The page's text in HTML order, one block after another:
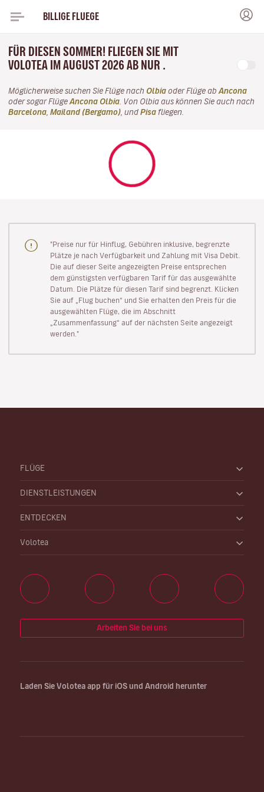
BILLIGE FLUEGE
FÜR DIESEN SOMMER! FLIEGEN SIE MIT
VOLOTEA IM AUGUST 2026 AB NUR .
Möglicherweise suchen Sie Flüge nach Olbia oder Flüge ab Ancona
oder sogar Flüge Ancona Olbia . Von Olbia aus können Sie auch nach
Barcelona Mailand (Bergamo) , und Pisa fliegen.
"Preise nur für Hinflug, Gebühren inklusive, begrenzte
Plätze je nach Verfügbarkeit und Zahlung mit Visa Debit.
Die auf dieser Seite angezeigten Preise entsprechen
dem günstigsten verfügbaren Tarif für das ausgewählte
Datum. Die Plätze für diesen Tarif sind begrenzt. Klicken
Sie auf „Flug buchen“ und Sie erhalten den Preis für die
ausgewählten Flüge, die im Abschnitt
„Zusammenfassung“ auf der nächsten Seite angezeigt
werden."
FLÜGE
DIENSTLEISTUNGEN
ENTDECKEN
Volotea
Arbeiten Sie bei uns
Laden Sie Volotea app für iOS und Android herunter